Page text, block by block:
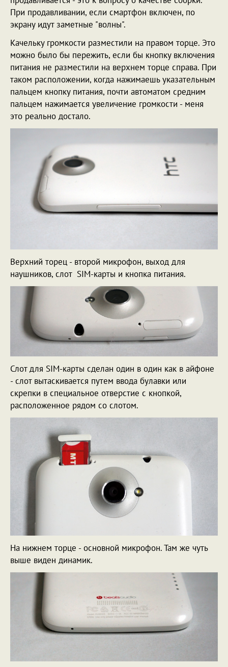
При продавливании, если смартфон включен, по
экрану идут заметные "волны".
Качельку громкости разместили на правом торце. Это
можно было бы пережить, если бы кнопку включения
питания не разместили на верхнем торце справа. При
таком расположении, когда нажимаешь указательным
пальцем кнопку питания, почти автоматом средним
пальцем нажимается увеличение громкости - меня
это реально достало.
Верхний торец - второй микрофон, выход для
наушников, слот SIM-карты и кнопка питания.
Слот для SIM-карты сделан один в один как в айфоне
- слот вытаскивается путем ввода булавки или
скрепки в специальное отверстие с кнопкой,
расположенное рядом со слотом.
На нижнем торце - основной микрофон. Там же чуть
выше виден динамик.